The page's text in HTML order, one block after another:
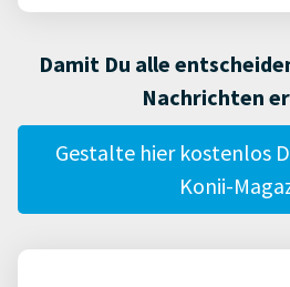
Damit Du alle
Nachrichten
Gestalte hier kostenlos
Konii-